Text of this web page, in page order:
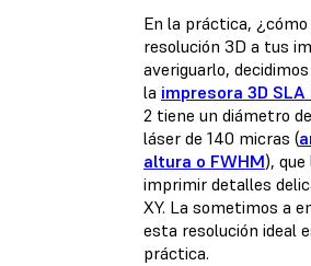
En la práctica,
resolución 3D a tus
averiguarlo,
la impresora 3D SLA
2 tiene un diámetro
láser de 140 micras (
altura o FWHM),
imprimir detalles
XY. La sometimos a
esta resolución ideal
práctica.